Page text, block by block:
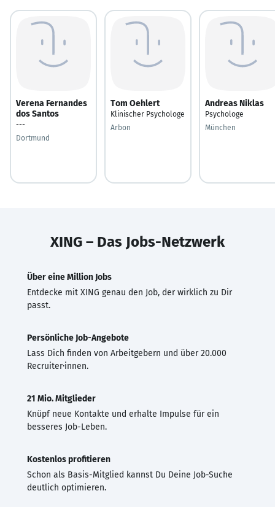
Verena Fernandes
dos Santos
---
Dortmund
Tom Oehlert
Klinischer Psychologe
Arbon
Andreas Niklas
Psychologe
München
XING – Das Jobs-Netzwerk
Über eine Million Jobs
Entdecke mit XING genau den Job, der wirklich zu Dir
passt.
Persönliche Job-Angebote
Lass Dich finden von Arbeitgebern und über 20.000
Recruiter·innen.
21 Mio. Mitglieder
Knüpf neue Kontakte und erhalte Impulse für ein
besseres Job-Leben.
Kostenlos profitieren
Schon als Basis-Mitglied kannst Du Deine Job-Suche
deutlich optimieren.